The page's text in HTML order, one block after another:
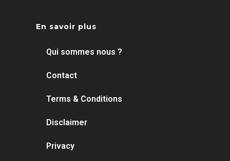
En savoir plus
Qui sommes nous ?
Contact
Terms & Conditions
Disclaimer
Privacy